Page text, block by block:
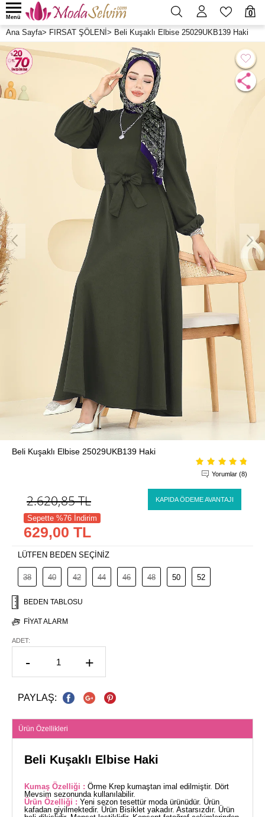
0
Menü
Ana Sayfa> FIRSAT ŞÖLENİ > Beli Kuşaklı Elbise 25029UKB139 Haki
Beli Kuşaklı Elbise 25029UKB139 Haki
Yorumlar (8)
2.620,85TL KAPIDA ÖDEME AVANTAJI
Sepette %76 İndirim
629,00 TL
LÜTFEN BEDEN SEÇİNİZ
38 40 42 44 46 48 50 52
BEDEN TABLOSU
FIYAT ALARM
ADET:
- +
PAYLAŞ:
Ürün Özellikleri
Beli Kuşaklı Elbise Haki
Kumaş Özelliği : Örme Krep kumaştan imal edilmiştir. Dört
Mevsim sezonunda kullanılabilir.
Ürün Özelliği : Yeni sezon tesettür moda ürünüdür. Ürün
kafadan giyilmektedir. Ürün Bisiklet yakadır. Astarsızdır. Ürün